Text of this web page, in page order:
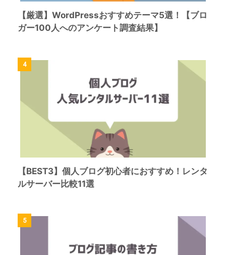
【厳選】WordPressおすすめテーマ5選！【ブロ
ガー100人へのアンケート調査結果】
4
【BEST3】個人ブログ初心者におすすめ！レンタ
ルサーバー比較11選
5